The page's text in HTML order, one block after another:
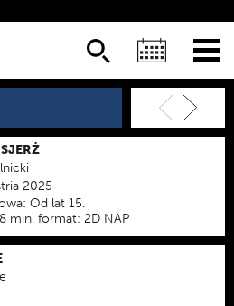
JUTRO
Piątek
2025
Od lat 15.
min. format: 2D NAP